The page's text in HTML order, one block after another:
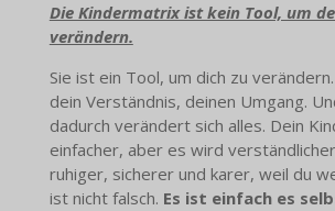
Die Kindermatrix ist kein Tool, um
verändern.
Sie ist ein Tool, um dich zu
dein Verständnis, deinen Umgang.
dadurch verändert sich alles. Dein
einfacher, aber es wird
ruhiger, sicherer und karer, weil du
ist nicht falsch. Es ist einfach es